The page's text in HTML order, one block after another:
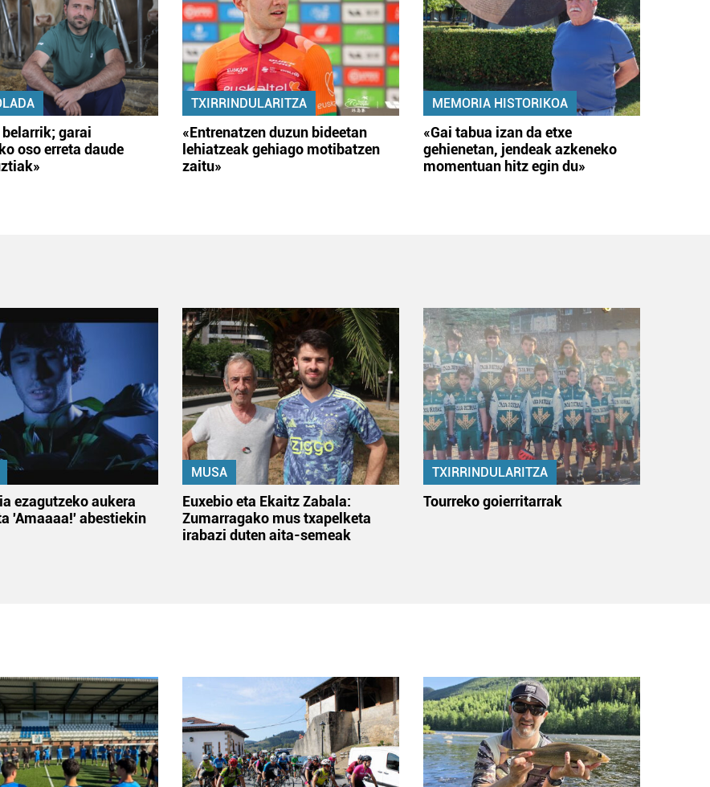
belarrik; garai
oso erreta daude
TXIRRINDULARITZA
«Entrenatzen duzun bideetan
lehiatzeak gehiago motibatzen
zaitu»
MEMORIA HISTORIKOA
«Gai tabua izan da etxe
gehienetan, jendeak azkeneko
momentuan hitz egin du»
ezagutzeko aukera
'Amaaaa!' abestiekin
MUSA
Euxebio eta Ekaitz Zabala:
Zumarragako mus txapelketa
irabazi duten aita-semeak
TXIRRINDULARITZA
Tourreko goierritarrak